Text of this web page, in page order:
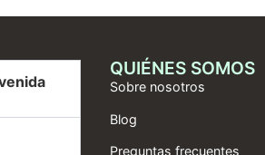
QUIÉNES SOMOS
Sobre nosotros
Blog
Preguntas frecuentes